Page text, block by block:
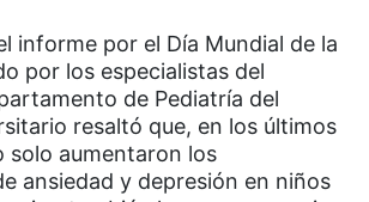
informe por el Día Mundial de la
por los especialistas del
de Pediatría del
resaltó que, en los últimos
solo aumentaron los
ansiedad y depresión en niños